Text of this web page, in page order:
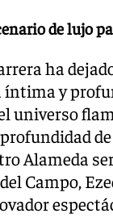
de lujo
ha
íntima y
universo
profundidad
Alameda
Campo,